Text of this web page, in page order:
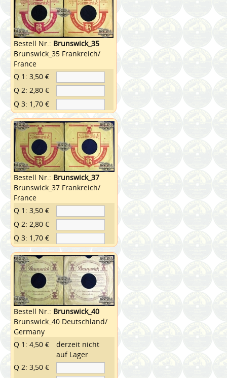
Bestell Nr.: Brunswick_35
Brunswick_35 Frankreich/
France
Q 1: 3,50 €
Q 2: 2,80 €
Q 3: 1,70 €
Bestell Nr.: Brunswick_37
Brunswick_37 Frankreich/
France
Q 1: 3,50 €
Q 2: 2,80 €
Q 3: 1,70 €
Bestell Nr.: Brunswick_40
Brunswick_40 Deutschland/
Germany
Q 1: 4,50 €
derzeit nicht
auf Lager
Q 2: 3,50 €